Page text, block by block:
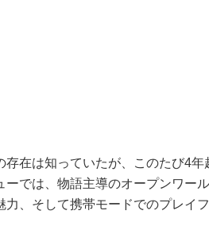
在は知っていたが、このたび4年
ーでは、物語主導のオープンワー
、そして携帯モードでのプレイ